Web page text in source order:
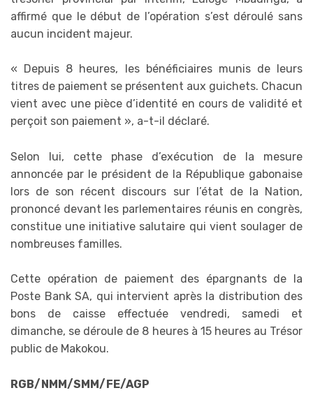
affirmé que le début de l’opération s’est déroulé sans
aucun incident majeur.
« Depuis 8 heures, les bénéficiaires munis de leurs
titres de paiement se présentent aux guichets. Chacun
vient avec une pièce d’identité en cours de validité et
perçoit son paiement », a-t-il déclaré.
Selon lui, cette phase d’exécution de la mesure
annoncée par le président de la République gabonaise
lors de son récent discours sur l’état de la Nation,
prononcé devant les parlementaires réunis en congrès,
constitue une initiative salutaire qui vient soulager de
nombreuses familles.
Cette opération de paiement des épargnants de la
Poste Bank SA, qui intervient après la distribution des
bons de caisse effectuée vendredi, samedi et
dimanche, se déroule de 8 heures à 15 heures au Trésor
public de Makokou.
RGB/NMM/SMM/FE/AGP